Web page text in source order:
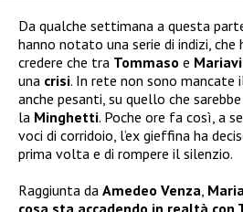
Da qualche settimana a questa
hanno notato una serie di indizi, che
credere che tra Tommaso e
una crisi. In rete non sono mancate
anche pesanti, su quello che
la Minghetti. Poche ore fa così, a
voci di corridoio, l’ex gieffina ha
prima volta e di rompere il silenzio.
Raggiunta da Amedeo Venza,